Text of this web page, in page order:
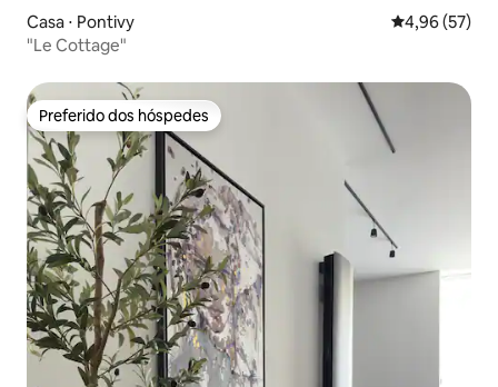
Casa ⋅ Pontivy 4,96 de uma
4,96 (57)
"Le Cottage"
Preferido dos hóspedes
Preferido dos hóspedes